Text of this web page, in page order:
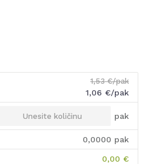
1,53 €/pak
1,06 €/pak
pak
0,0000 pak
0,00 €